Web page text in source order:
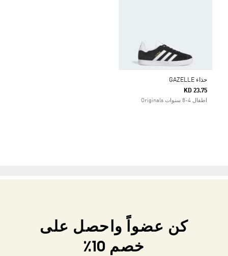
حذاء GAZELLE
KD 23.75
اطفال 4-8 سنوات Originals
كن عضواً واحصل على
خصم 10٪